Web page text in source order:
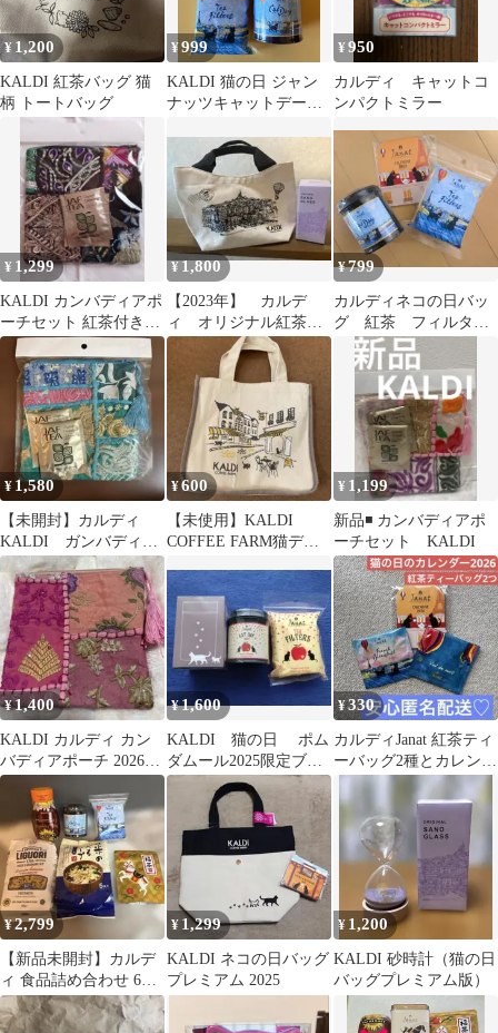
¥ 1,200
KALDI 紅茶バッグ 猫
柄 トートバッグ
¥999
KALDI 猫の日 ジャン
ナッツキャットデー
¥950
カルディ キャットコ
ンパクトミラー
¥ 1,299
KALDI カンバディアポ
ーチセット 紅茶付き
ブラック
¥1,800
【2023年】 カルデ
ィ オリジナル紅茶バ
ッグ 砂時計 ２点セ
¥799
カルディネコの日バッ
グ 紅茶 フィルタ
ー カレンダー
¥ 1,580
【未開封】カルディ
KALDI ガンバディア
ポーチ インド刺繍 紅
茶付き グリーン
¥600
【未使用】KALDI
COFFEE FARM猫デザ
¥ 1,199
新品◾️ カンバディアポ
ーチセット KALDI
¥1,400
KALDI カルディ カン
バディアポーチ 2026新
作 刺繍ポーチ 紅茶付
¥1,600
KALDI 猫の日 ポム
ダムール2025限定ブレ
ンド ステンレスボト
¥330
カルディJanat 紅茶ティ
ーバッグ2種とカレンダ
ーセット 匿名配送
即日発送♡
¥2,799
【新品未開封】カルデ
ィ 食品詰め合わせ 6点
セット はちみつ・限定
紅茶・スープ
¥ 1,299
KALDI ネコの日バッグ
プレミアム 2025
¥ 1,200
KALDI 砂時計（猫の日
バッグプレミアム版）